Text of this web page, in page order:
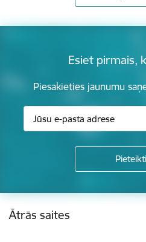
Esiet pirmais,
Piesakieties jaunumu
Kājene
Ātrās saites